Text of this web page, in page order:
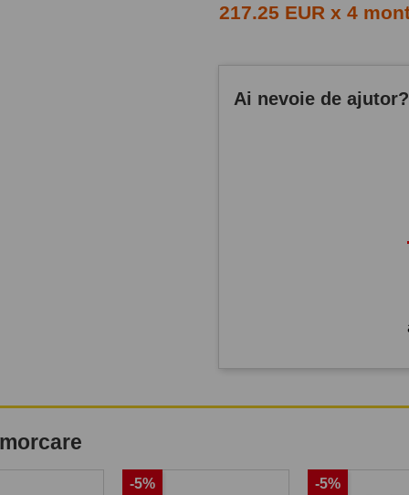
217.25 EUR x 4
Ai nevoie de
-5% -5%